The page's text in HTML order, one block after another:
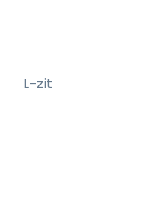
L-zit